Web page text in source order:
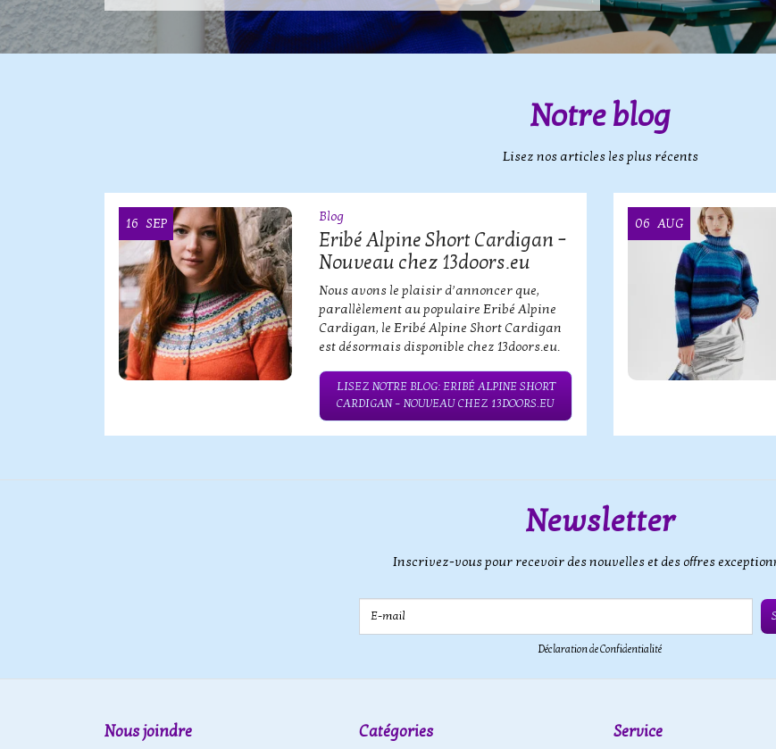
Notre blog
Lisez nos articles les plus récents
16 SEP Blog
Eribé Alpine Short Cardigan –
Nouveau chez 13doors.eu
Nous avons le plaisir d’annoncer que,
parallèlement au populaire Eribé Alpine
Cardigan, le Eribé Alpine Short Cardigan
est désormais disponible chez 13doors.eu.
LISEZ NOTRE BLOG: ERIBÉ ALPINE SHORT
CARDIGAN – NOUVEAU CHEZ 13DOORS.EU
06 AUG
Newsletter
Inscrivez-vous pour recevoir des nouvelles et des offres
E-mail
Déclaration de Confidentialité
Nous joindre Catégories Service